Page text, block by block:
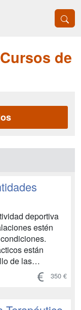
de
deportiva
estén
están
de las
requeridas
labores de
350 €